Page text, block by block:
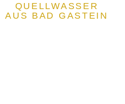
QUELLWASSER
AUS BAD GASTEIN